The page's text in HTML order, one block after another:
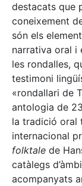
destacats que
coneixement
són els
narrativa oral i
les rondalles,
testimoni
«rondallari de
antologia de
la tradició oral
internacional
folktale de
catàlegs
acompanyats